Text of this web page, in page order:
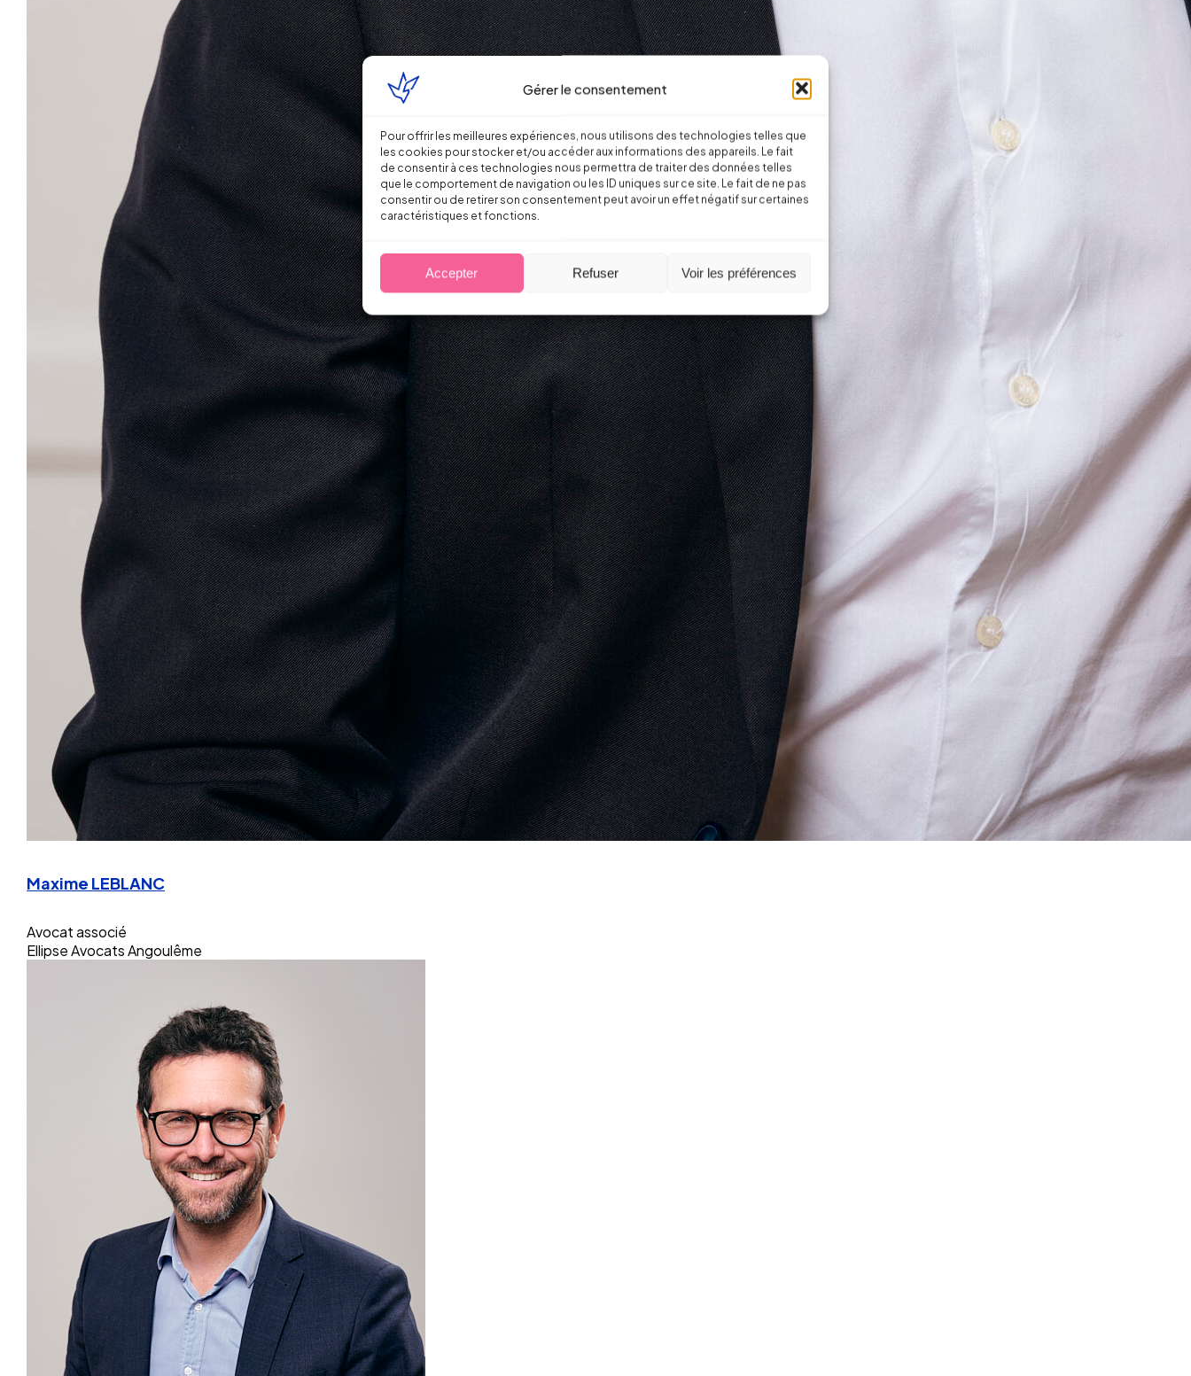
Gérer le consentement
Pour offrir les meilleures expériences, nous utilisons des technologies telles que
les cookies pour stocker et/ou accéder aux informations des appareils. Le fait
de consentir à ces technologies nous permettra de traiter des données telles
que le comportement de navigation ou les ID uniques sur ce site. Le fait de ne pas
consentir ou de retirer son consentement peut avoir un effet négatif sur certaines
caractéristiques et fonctions.
Accepter Refuser Voir les préférences
Maxime LEBLANC
Avocat associé
Ellipse Avocats Angoulême